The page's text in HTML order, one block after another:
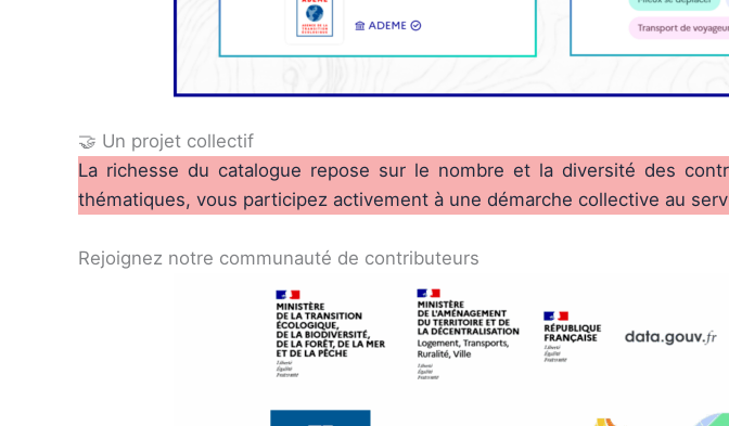
🤝 Un projet collectif
La richesse du catalogue repose sur le nombre et la diversité des
thématiques, vous participez activement à une démarche collective au
Rejoignez notre communauté de contributeurs